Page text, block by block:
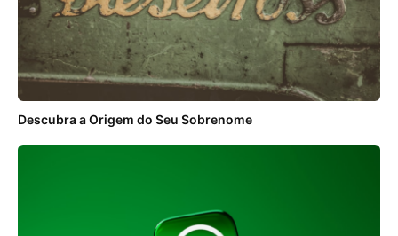
Descubra a Origem do Seu Sobrenome